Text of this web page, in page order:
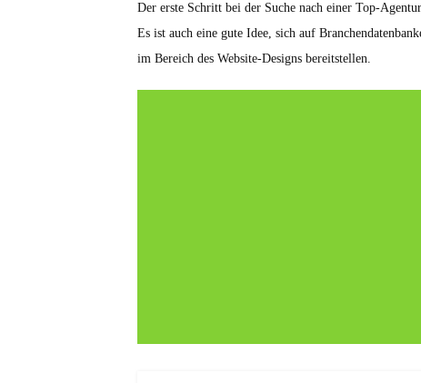
Der erste Schritt bei der Suche nach einer Top-
Es ist auch eine gute Idee, sich auf
im Bereich des Website-Designs bereitstellen.